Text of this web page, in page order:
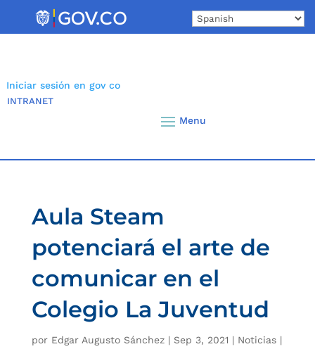
Iniciar sesión en gov co
INTRANET
Aula Steam
potenciará el arte de
comunicar en el
Colegio La Juventud
por Edgar Augusto Sánchez| Sep 3, 2021 | Noticias|